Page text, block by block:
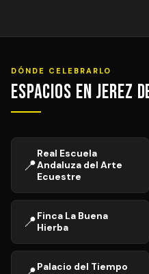
DÓNDE CELEBRARLO
Espacios en Jerez
📍
Real Escuela
Andaluza del Arte
Ecuestre
📍Finca La Buena
Hierba
Palacio del Tiempo